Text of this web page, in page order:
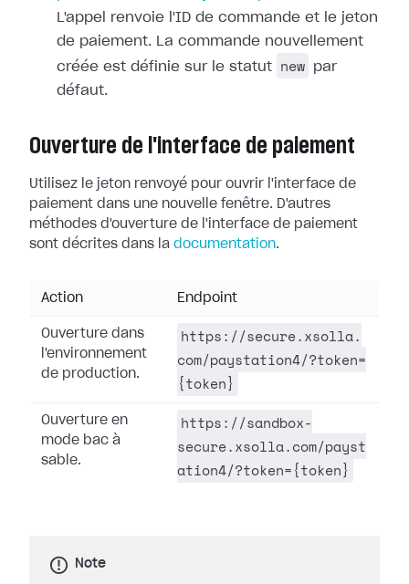
L'appel renvoie l'ID de commande et le jeton
de paiement. La commande nouvellement
créée est définie sur le statut
new
par
défaut.
Ouverture de l'interface de paiement
Utilisez le jeton renvoyé pour ouvrir l'interface de
paiement dans une nouvelle fenêtre. D'autres
méthodes d'ouverture de l'interface de paiement
sont décrites dans la documentation.
Action Endpoint
Ouverture dans
l'environnement
de production.
https://secure.xsolla.
com/paystation4/?token=
{token}
Ouverture en
mode bac à
sable.
https://sandbox-
secure.xsolla.com/payst
ation4/?token={token}
Note